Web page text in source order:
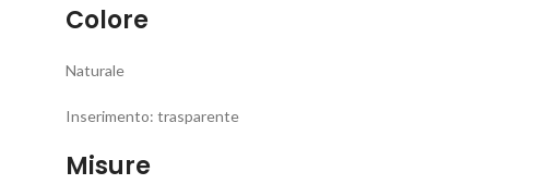
Colore
Naturale
Inserimento: trasparente
Misure